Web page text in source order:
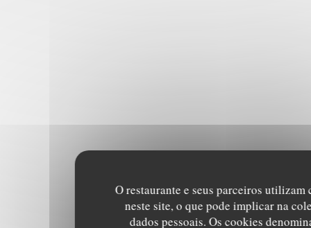
O restaurante e seus parceiros utilizam
neste site, o que pode implicar na
dados pessoais. Os cookies